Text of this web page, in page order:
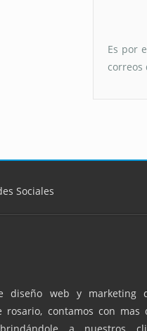
Es por
correos
Sociales
diseño web y marketing
contamos con mas